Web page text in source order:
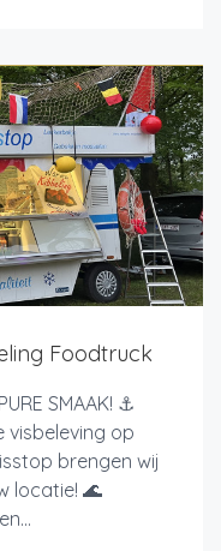
Foodtruck
SMAAK! ⚓
visbeleving op
brengen wij
locatie! 🌊